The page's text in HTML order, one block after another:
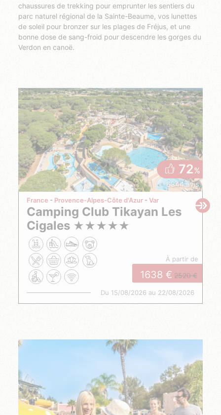
chaussures de trekking pour emprunter les sentiers du
parc naturel régional de la Sainte-Beaume, vos lunettes
de soleil pour bronzer sur les plages de Fréjus, et une
bonne dose de sang-froid pour descendre les gorges du
Verdon en canoë.
72%
6344 avis
France Provence-Alpes-Côte d'Azur Var
Camping Club Tikayan Les
Cigales ★★★★★
à partir de
1638 2520
Du 15/08/2026 au 22/08/2026